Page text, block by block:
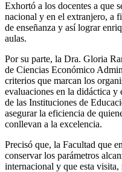
Exhortó a los docentes a que
nacional y en el extranjero, a
de enseñanza y así lograr
aulas.
Por su parte, la Dra. Gloria
de Ciencias Económico
criterios que marcan los
evaluaciones en la didáctica
de las Instituciones de
asegurar la eficiencia de
conllevan a la excelencia.
Precisó que, la Facultad que
conservar los parámetros
internacional y que esta